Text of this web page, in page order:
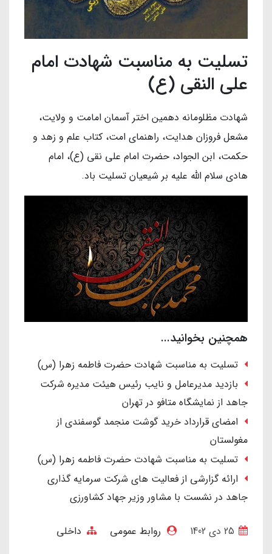
تسلیت به مناسبت شهادت امام
علی النقی (ع)
شهادت مظلومانه دهمین اختر آسمان امامت و ولایت،
مشعل فروزان هدایت، راهنمای امت، کتاب علم و زهد و
حکمت، ابن الجواد، حضرت امام علی نقی (ع)، امام
هادی سلام الله علیه بر شیعیان تسلیت باد.
همچنین بخوانید...
تسلیت به مناسبت شهادت حضرت فاطمه زهرا (س)
بازدید مدیرعامل و نایب رئیس هیئت مدیره شرکت
جاهد از نمایشگاه متافو در تهران
امضای قرارداد خرید گوشت منجمد گوسفندی از
مغولستان
تسلیت به مناسبت شهادت حضرت فاطمه زهرا (س)
ارائه گزارشی از فعالیت های شرکت سرمایه گذاری
جاهد در نشست با مشاور وزیر جهاد کشاورزی
روابط عمومی داخلی